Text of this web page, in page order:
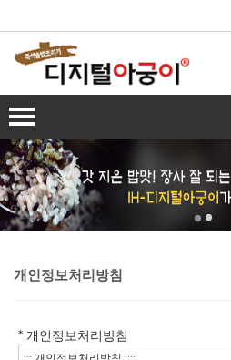
회사소개
인사말
인증
오시는길
사업분야
제품소개
IH-디지털아궁이
가스아궁이
설치점
공지사항
시연신청
개인정보처리방침
* 개인정보처리방침